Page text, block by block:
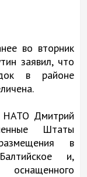
во вторник
заявил, что
в районе
НАТО Дмитрий
Штаты
в
и,